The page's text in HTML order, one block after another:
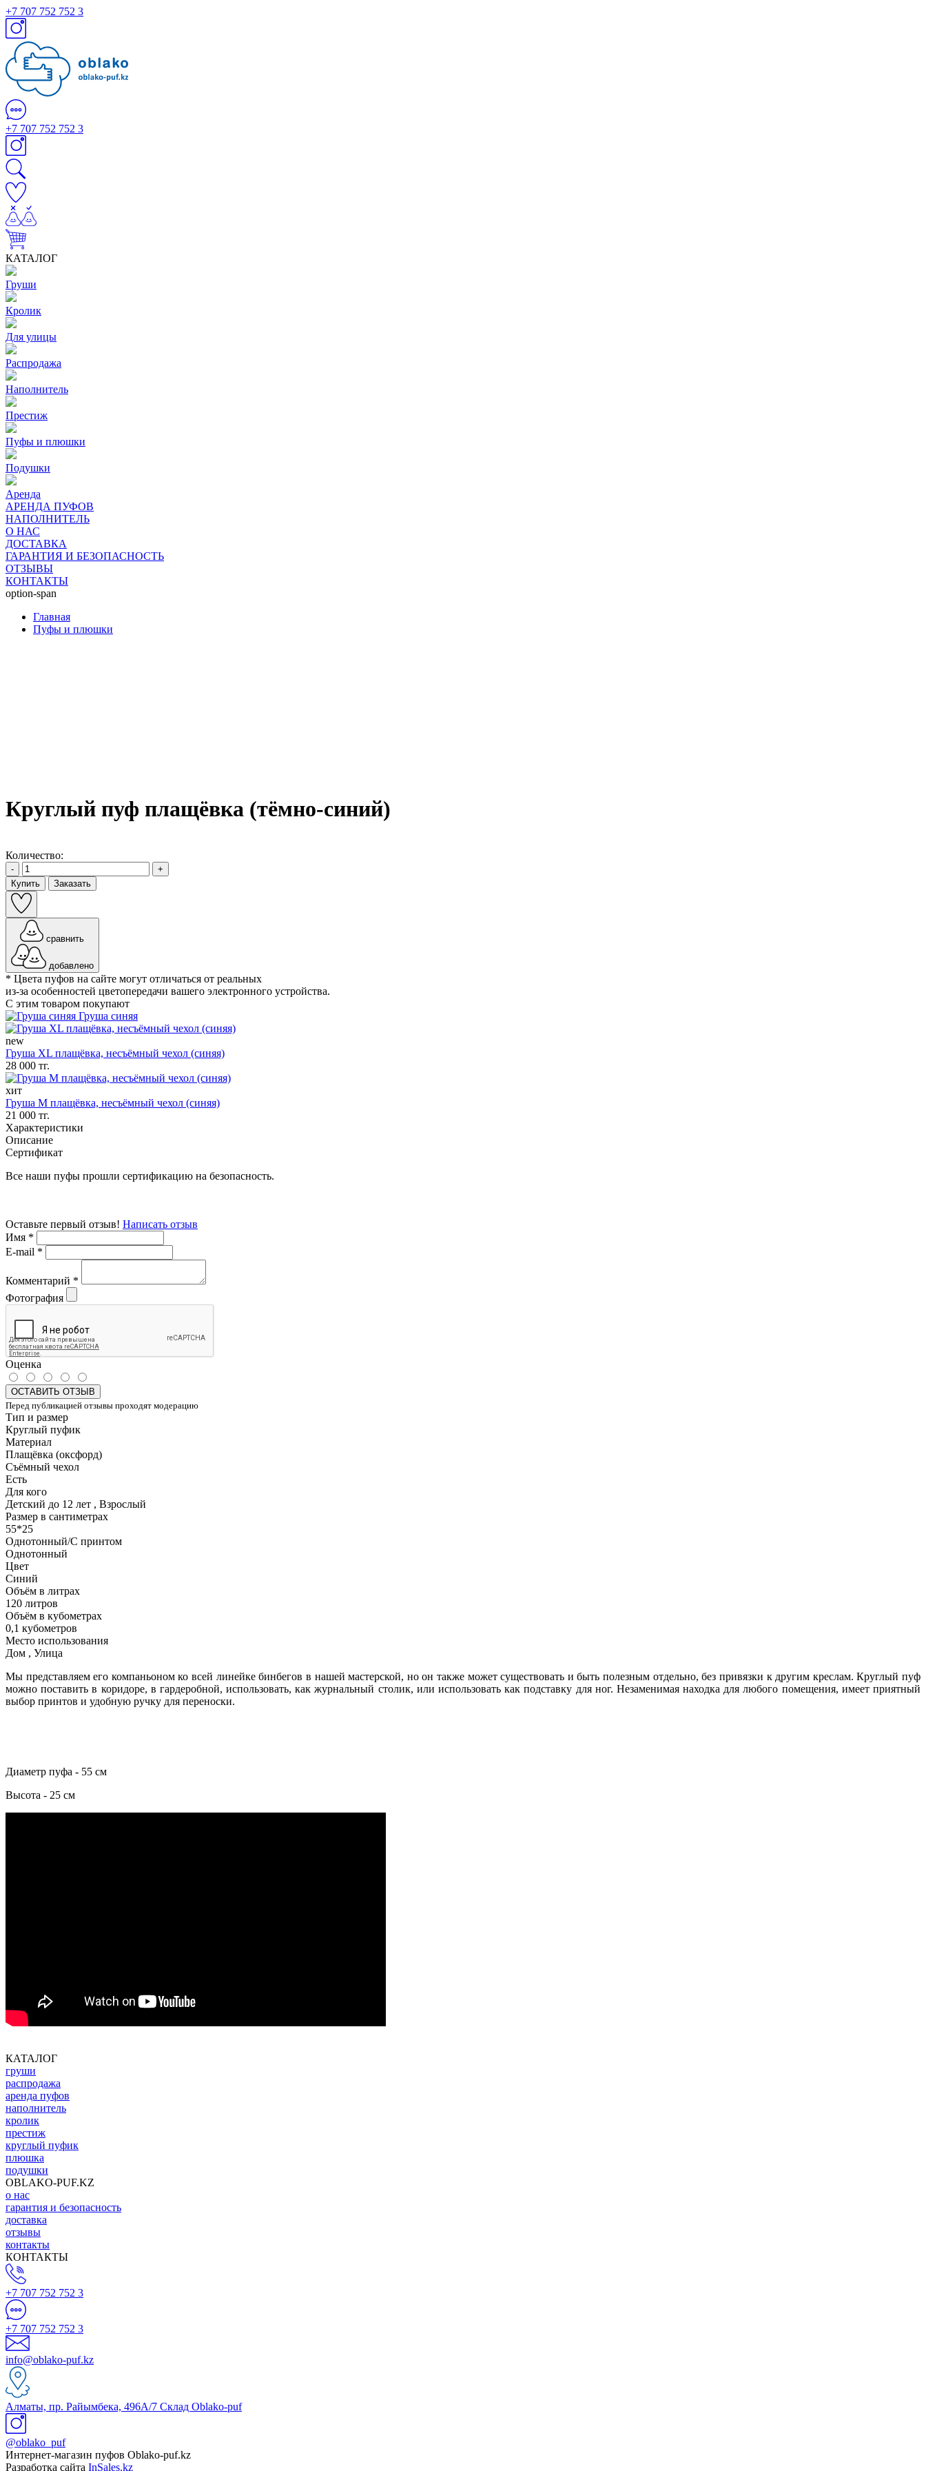
+7 707 752 752 3
+7 707 752 752 3
КАТАЛОГ
Груши
Кролик
Для улицы
Распродажа
Наполнитель
Престиж
Пуфы и плюшки
Подушки
Аренда
АРЕНДА ПУФОВ
НАПОЛНИТЕЛЬ
О НАС
ДОСТАВКА
ГАРАНТИЯ И БЕЗОПАСНОСТЬ
ОТЗЫВЫ
КОНТАКТЫ
option-span
Главная
Пуфы и плюшки
Круглый пуф плащёвка (тёмно-синий)
Количество:
-
+
Купить
Заказать
сравнить
добавлено
* Цвета пуфов на сайте могут отличаться от реальных
из-за особенностей цветопередачи вашего электронного устройства.
С этим товаром покупают
Груша синяя
new
Груша XL плащёвка, несъёмный чехол (синяя)
28 000 тг.
хит
Груша М плащёвка, несъёмный чехол (синяя)
21 000 тг.
Характеристики
Описание
Сертификат
Все наши пуфы прошли сертификацию на безопасность.
Оставьте первый отзыв! Написать отзыв
Имя *
E-mail *
Комментарий *
Фотография
Оценка
ОСТАВИТЬ ОТЗЫВ
Перед публикацией отзывы проходят модерацию
Тип и размер
Круглый пуфик
Материал
Плащёвка (оксфорд)
Съёмный чехол
Есть
Для кого
Детский до 12 лет , Взрослый
Размер в сантиметрах
55*25
Однотонный/С принтом
Однотонный
Цвет
Синий
Объём в литрах
120 литров
Объём в кубометрах
0,1 кубометров
Место использования
Дом , Улица
Мы представляем его компаньоном ко всей линейке бинбегов в нашей мастерской, но он также может существовать и быть полезным отдельно, без привязки к другим креслам. Круглый пуф
можно поставить в коридоре, в гардеробной, использовать, как журнальный столик, или использовать как подставку для ног. Незаменимая находка для любого помещения, имеет приятный
выбор принтов и удобную ручку для переноски.
Диаметр пуфа - 55 см
Высота - 25 см
КАТАЛОГ
груши
распродажа
аренда пуфов
наполнитель
кролик
престиж
круглый пуфик
плюшка
подушки
OBLAKO-PUF.KZ
о нас
гарантия и безопасность
доставка
отзывы
контакты
КОНТАКТЫ
+7 707 752 752 3
+7 707 752 752 3
info@oblako-puf.kz
Алматы, пр. Райымбека, 496А/7 Склад Oblako-puf
@oblako_puf
Интернет-магазин пуфов Oblako-puf.kz
Разработка сайта InSales.kz